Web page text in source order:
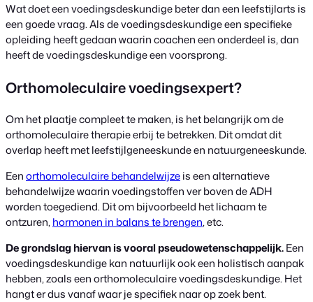
Wat doet een voedingsdeskundige beter dan een leefstijlarts is
een goede vraag. Als de voedingsdeskundige een specifieke
opleiding heeft gedaan waarin coachen een onderdeel is, dan
heeft de voedingsdeskundige een voorsprong.
Orthomoleculaire voedingsexpert?
Om het plaatje compleet te maken, is het belangrijk om de
orthomoleculaire therapie erbij te betrekken. Dit omdat dit
overlap heeft met leefstijlgeneeskunde en natuurgeneeskunde.
Eenorthomoleculaire behandelwijzeis een alternatieve
behandelwijze waarin voedingstoffen ver boven de ADH
worden toegediend. Dit om bijvoorbeeld het lichaam te
ontzuren,hormonen in balans te brengen, etc.
De grondslag hiervan is vooral pseudowetenschappelijk.Een
voedingsdeskundige kan natuurlijk ook een holistisch aanpak
hebben, zoals een orthomoleculaire voedingsdeskundige. Het
hangt er dus vanaf waar je specifiek naar op zoek bent.